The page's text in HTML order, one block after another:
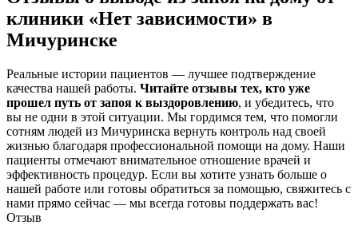
клиники «Нет зависимости» в
Мичуринске
Реальные истории пациентов — лучшее подтверждение
качества нашей работы. Читайте отзывы тех, кто уже
прошел путь от запоя к выздоровлению, и убедитесь, что
вы не одни в этой ситуации. Мы гордимся тем, что помогли
сотням людей из Мичуринска вернуть контроль над своей
жизнью благодаря профессиональной помощи на дому. Наши
пациенты отмечают внимательное отношение врачей и
эффективность процедур. Если вы хотите узнать больше о
нашей работе или готовы обратиться за помощью, свяжитесь с
нами прямо сейчас — мы всегда готовы поддержать вас!
Отзыв